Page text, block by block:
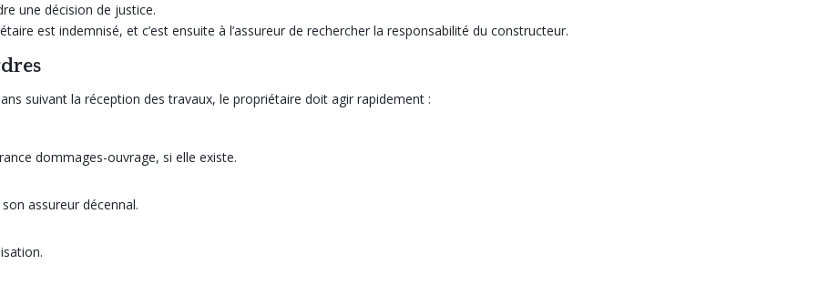
une décision de justice.
est indemnisé, et c’est ensuite à l’assureur de rechercher la responsabilité du constructeur.
suivant la réception des travaux, le propriétaire doit agir rapidement :
dommages-ouvrage, si elle existe.
assureur décennal.